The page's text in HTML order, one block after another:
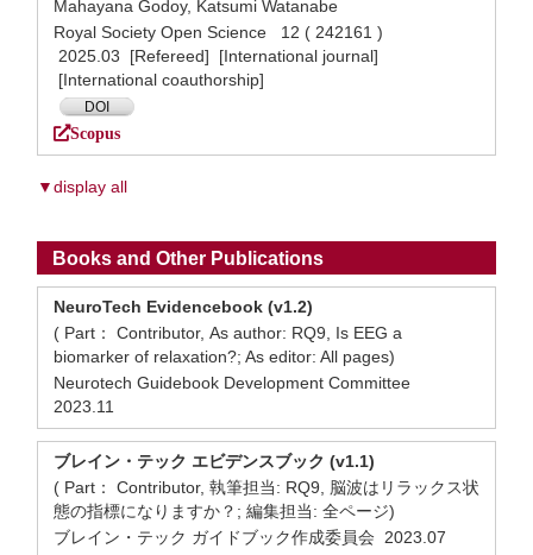
Mahayana Godoy, Katsumi Watanabe
Royal Society Open Science 12 ( 242161 )
2025.03 [Refereed] [International journal]
[International coauthorship]
DOI
Scopus
▼display all
Books and Other Publications
NeuroTech Evidencebook (v1.2)
( Part： Contributor, As author: RQ9, Is EEG a
biomarker of relaxation?; As editor: All pages)
Neurotech Guidebook Development Committee
2023.11
ブレイン・テック エビデンスブック (v1.1)
( Part： Contributor, 執筆担当: RQ9, 脳波はリラックス状
態の指標になりますか？; 編集担当: 全ページ)
ブレイン・テック ガイドブック作成委員会 2023.07